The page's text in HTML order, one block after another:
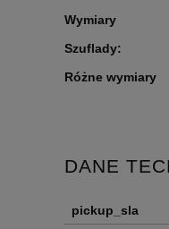
Wymiary
Szuflady:
Różne wymiary
DANE
pickup_sla